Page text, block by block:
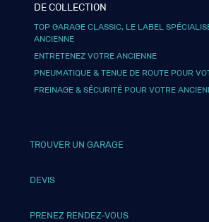
DE COLLECTION
TOP GARAGE CLASSIC, LE LABEL
ANCIENNE
ENTRETENEZ VOTRE ANCIENNE
PNEUMATIQUE & TENUE DE ROUTE POUR
FREINAGE & SÉCURITÉ POUR VOTRE
TROUVER UN GARAGE
DEVIS
PRENEZ RENDEZ-VOUS